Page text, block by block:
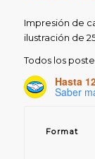
Impresión de
ilustración de
Todos los
Hasta
Saber
Format